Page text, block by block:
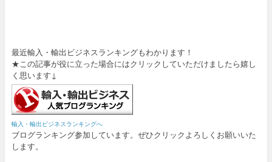
最近輸入・輸出ビジネスランキングもわかります！
★この記事が役に立った場合にはクリックしていただけましたら嬉し
く思います↓
輸入・輸出ビジネスランキングへ
ブログランキング参加しています。ぜひクリックよろしくお願いいた
します。